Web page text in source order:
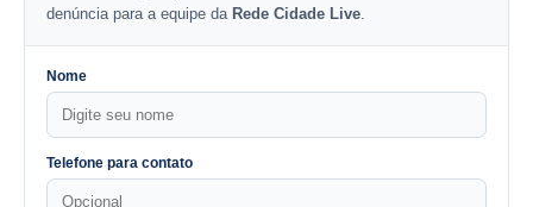
denúncia para a equipe da Rede Cidade Live
Nome
Telefone para contato